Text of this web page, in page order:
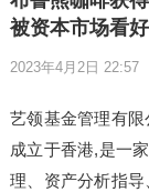
被资本市场看好
2023年4月2日 22:57
艺领基金管理有限
成立于香港,是一
理、资产分析指